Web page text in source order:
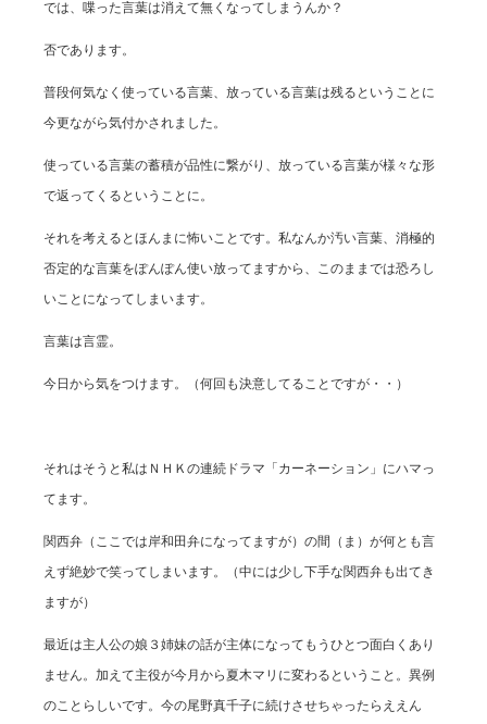
では、喋った言葉は消えて無くなってしまうんか？
否であります。
普段何気なく使っている言葉、放っている言葉は残るということに
今更ながら気付かされました。
使っている言葉の蓄積が品性に繋がり、放っている言葉が様々な形
で返ってくるということに。
それを考えるとほんまに怖いことです。私なんか汚い言葉、消極的
否定的な言葉をぽんぽん使い放ってますから、このままでは恐ろし
いことになってしまいます。
言葉は言霊。
今日から気をつけます。（何回も決意してることですが・・）
それはそうと私はＮＨＫの連続ドラマ「カーネーション」にハマっ
てます。
関西弁（ここでは岸和田弁になってますが）の間（ま）が何とも言
えず絶妙で笑ってしまいます。（中には少し下手な関西弁も出てき
ますが）
最近は主人公の娘３姉妹の話が主体になってもうひとつ面白くあり
ません。加えて主役が今月から夏木マリに変わるということ。異例
のことらしいです。今の尾野真千子に続けさせちゃったらええん